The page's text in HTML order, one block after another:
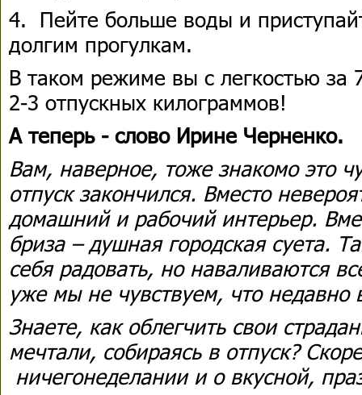
4. Пейте больше воды и
долгим прогулкам.
В таком режиме вы с легкостью за
2-3 отпускных килограммов!
А теперь - слово Ирине Черненко.
Вам, наверное, тоже знакомо это
отпуск закончился. Вместо
домашний и рабочий интерьер.
бриза – душная городская суета.
себя радовать, но наваливаются
уже мы не чувствуем, что недавно
Знаете, как облегчить свои
мечтали, собираясь в отпуск?
ничегонеделании и о вкусной,